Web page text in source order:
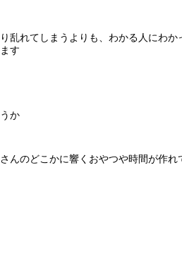
乱れてしまうよりも、わかる人にわか
す
か
んのどこかに響くおやつや時間が作れ